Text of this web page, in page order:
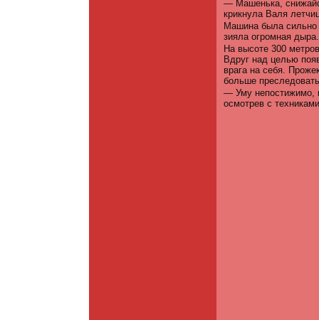
— Машенька,
крикнула Валя
Машина была сильно
зияла огромная
На высоте 300
Вдруг над целью
врага на себя.
больше
— Уму непостижимо,
осмотрев с